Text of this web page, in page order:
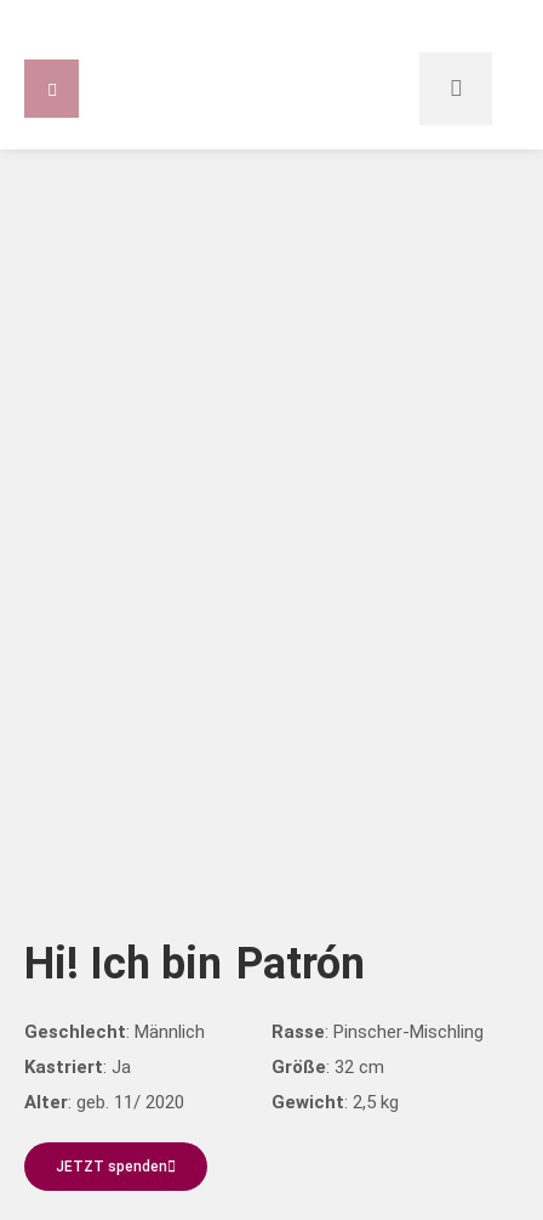
Hi! Ich bin Patrón
Geschlecht: Männlich
Kastriert: Ja
Alter: geb. 11/ 2020
Rasse: Pinscher-Mischling
Größe: 32 cm
Gewicht: 2,5 kg
JETZT spenden